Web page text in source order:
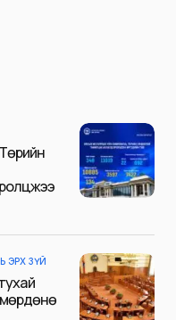
ЭРХ ЗҮЙ